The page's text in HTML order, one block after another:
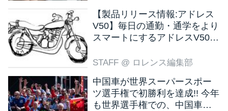
【製品リリース情報:アドレス
V50】毎日の通勤・通学をより
スマートにするアドレスV50
STAFF @ ロレンス編集部
中国車が世界スーパースポー
ツ選手権で初勝利を達成!! 今年
も世界選手権での、中国車の